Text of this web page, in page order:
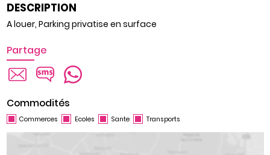
DESCRIPTION
A louer, Parking privatise en surface
Partage
Commodités
Commerces Ecoles Sante Transports